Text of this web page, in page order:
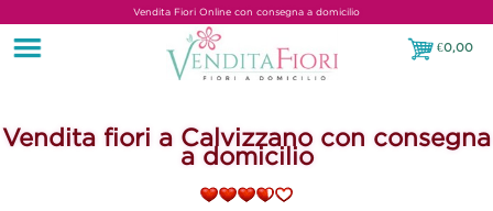
Vendita Fiori Online con consegna a domicilio
€0,00
€0,00
Vendita fiori a Calvizzano con consegna
a domicilio